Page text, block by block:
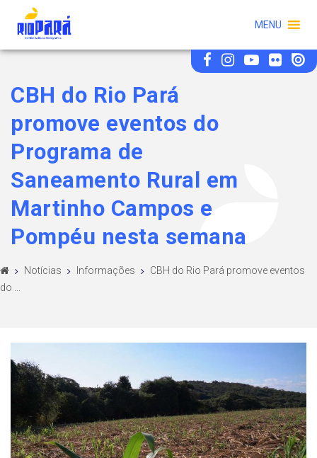
MENU
CBH do Rio Pará
promove eventos do
Programa de
Saneamento Rural em
Martinho Campos e
Pompéu nesta semana
Notícias Informações
CBH do Rio Pará promove eventos
do ...